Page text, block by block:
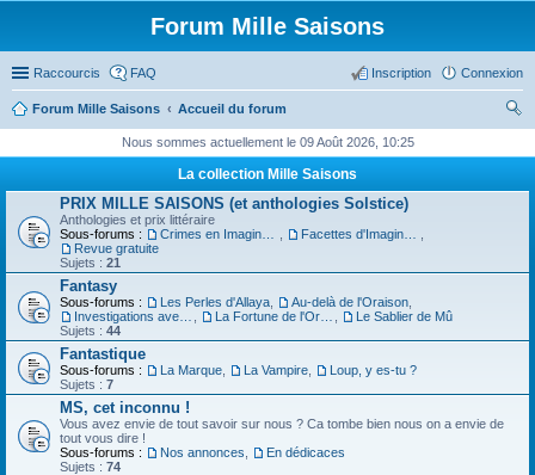
Forum Mille Saisons
Raccourcis FAQ Connexion
Inscription
Forum Mille Saisons
Accueil du forum
ch
Nous sommes actuellement le 09 Août 2026, 10:25
La collection Mille Saisons
PRIX MILLE SAISONS (et anthologies Solstice)
Anthologies et prix littéraire
Sous-forums :
Revue gratuite
Sujets : 21
Fantasy
Sous-forums : Les Perles d'Allaya Au-delà de l'Oraison
Le Sablier de Mû
Sujets : 44
Fantastique
Sous-forums : La Marque La Vampire
Loup, y es-tu ?
Sujets : 7
MS, cet inconnu !
Vous avez envie de tout savoir sur nous ? Ca tombe bien nous on a envie de
tout vous dire !
Sous-forums :
Nos annonces
En dédicaces
Sujets : 74